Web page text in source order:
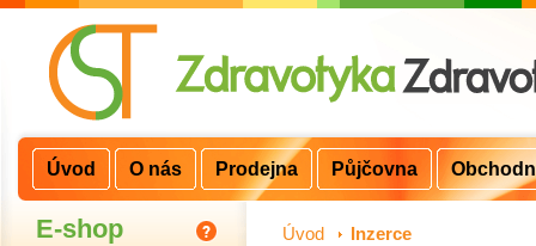
E-shop Úvod > Inzerce
Úvod O nás Prodejna Půjčovna